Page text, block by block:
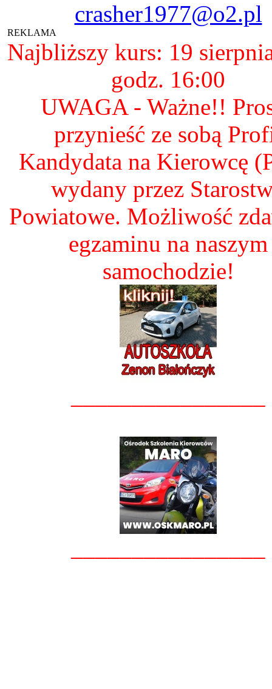
crasher1977@o2.pl
REKLAMA
Najbliższy kurs: 19
godz. 16:00
UWAGA - Ważne!!
przynieść ze sobą
Kandydata na Kierowcę
wydany przez
Powiatowe. Możliwość
egzaminu na naszym
samochodzie!